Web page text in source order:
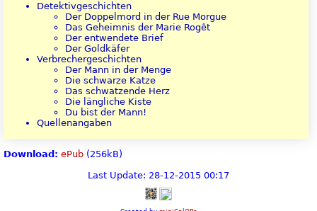
Detektivgeschichten
Der Doppelmord in der Rue Morgue
Das Geheimnis der Marie Rogêt
Der entwendete Brief
Der Goldkäfer
Verbrechergeschichten
Der Mann in der Menge
Die schwarze Katze
Das schwatzende Herz
Die längliche Kiste
Du bist der Mann!
Quellenangaben
Download: ePub (256kB)
Last Update: 28-12-2015 00:17